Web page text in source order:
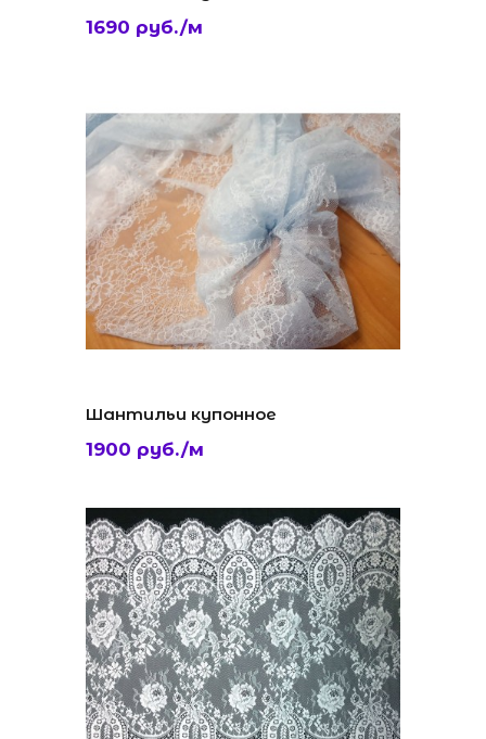
1690 руб./м
Шантильи купонное
1900 руб./м